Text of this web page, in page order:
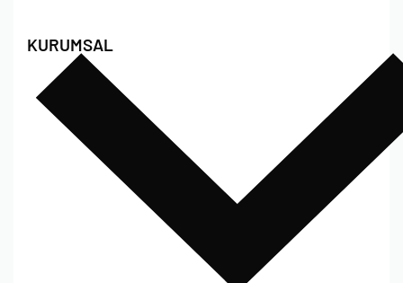
KURUMSAL